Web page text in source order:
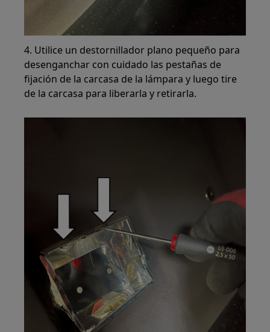
4. Utilice un destornillador plano pequeño para
desenganchar con cuidado las pestañas de
fijación de la carcasa de la lámpara y luego tire
de la carcasa para liberarla y retirarla.